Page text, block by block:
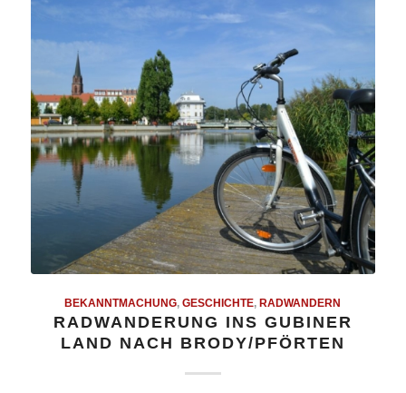
BEKANNTMACHUNG,GESCHICHTE,RADWANDERN
RADWANDERUNG INS GUBINER
LAND NACH BRODY/PFÖRTEN